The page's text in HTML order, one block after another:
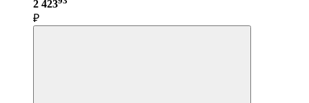
2 423
₽